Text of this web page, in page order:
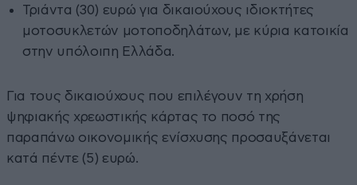
Τριάντα (30) ευρώ για δικαιούχους ιδιοκτήτες
μοτοσυκλετών μοτοποδηλάτων, με κύρια κατοικία
στην υπόλοιπη Ελλάδα.
Για τους δικαιούχους που επιλέγουν τη χρήση
ψηφιακής χρεωστικής κάρτας το ποσό της
παραπάνω οικονομικής ενίσχυσης προσαυξάνεται
κατά πέντε (5) ευρώ.